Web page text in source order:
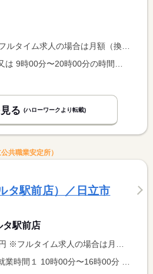
額（換算額）、パート求人の場合は時間額を表示しています。
交替制（シフト制） 又は 9時00分〜20時00分の時間の間の4時間程度 就業時間に関する特記事項 ＊記載の時間帯の範囲内で、希望あればご相談下さい。
る (ハローワークより転載)
共職業安定所）
タ駅前店）／日立市
タ駅前店
月額（換算額）、パート求人の場合は時間額を表示しています。
交替制（シフト制） 就業時間１ 10時00分〜16時00分 就業時間２ 11時00分〜18時00分 就業時間に関する特記事項 就業時間１は早番で、実働５時間、休憩６０分、月あたり１０日勤 <BR> 務。 <BR> 就業時間２は遅番で、実働６時間、休憩６０分、月あたり１３日勤 <BR> 務。